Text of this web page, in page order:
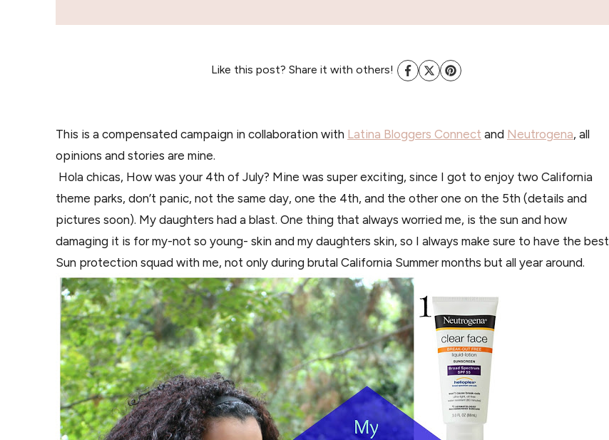
Like this post? Share it with others!
This is a compensated campaign in collaboration with Latina Bloggers Connect and Neutrogena, all
opinions and stories are mine.
Hola chicas, How was your 4th of July? Mine was super exciting, since I got to enjoy two California
theme parks, don’t panic, not the same day, one the 4th, and the other one on the 5th (details and
pictures soon). My daughters had a blast. One thing that always worried me, is the sun and how
damaging it is for my-not so young- skin and my daughters skin, so I always make sure to have the best
Sun protection squad with me, not only during brutal California Summer months but all year around.